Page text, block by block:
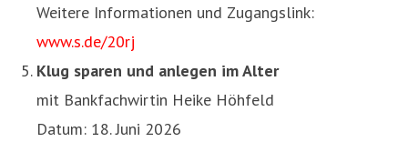
Weitere Informationen und Zugangslink:
www.s.de/20rj
Klug sparen und anlegen im Alter
mit Bankfachwirtin Heike Höhfeld
Datum: 18. Juni 2026